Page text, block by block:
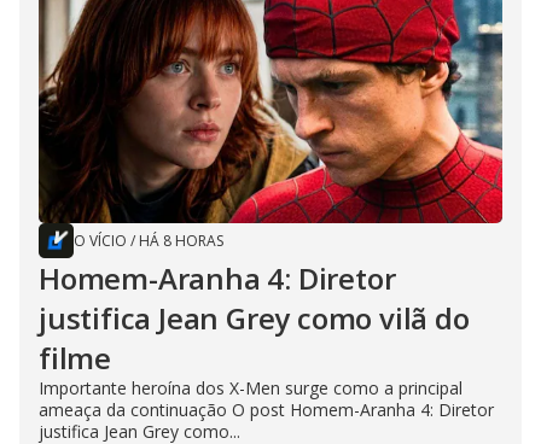
O VÍCIO / HÁ 8 HORAS
Homem-Aranha 4: Diretor
justifica Jean Grey como vilã do
filme
Importante heroína dos X-Men surge como a principal
ameaça da continuação O post Homem-Aranha 4: Diretor
justifica Jean Grey como...